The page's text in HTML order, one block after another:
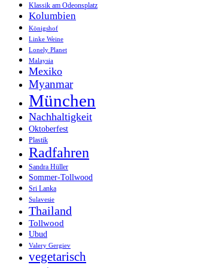
Klassik am Odeonsplatz
Kolumbien
Königshof
Linke Weine
Lonely Planet
Malaysia
Mexiko
Myanmar
München
Nachhaltigkeit
Oktoberfest
Plastik
Radfahren
Sandra Hüller
Sommer-Tollwood
Sri Lanka
Sulavesie
Thailand
Tollwood
Ubud
Valery Gergiev
vegetarisch